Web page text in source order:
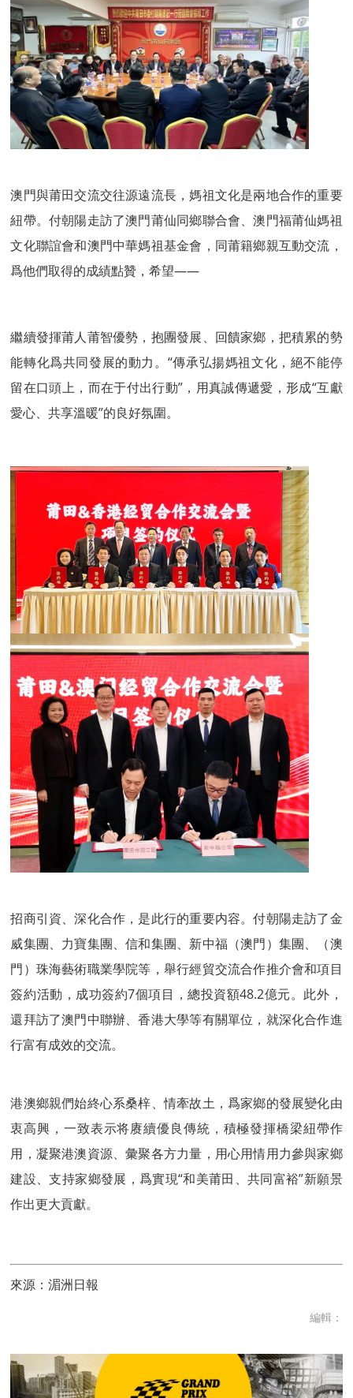
澳門與莆田交流交往源遠流長，媽祖文化是兩地合作的重要
紐帶。付朝陽走訪了澳門莆仙同鄉聯合會、澳門福莆仙媽祖
文化聯誼會和澳門中華媽祖基金會，同莆籍鄉親互動交流，
爲他們取得的成績點贊，希望——
繼續發揮莆人莆智優勢，抱團發展、回饋家鄉，把積累的勢
能轉化爲共同發展的動力。“傳承弘揚媽祖文化，絕不能停
留在口頭上，而在于付出行動”，用真誠傳遞愛，形成“互獻
愛心、共享溫暖”的良好氛圍。
招商引資、深化合作，是此行的重要内容。付朝陽走訪了金
威集團、力寶集團、信和集團、新中福（澳門）集團、（澳
門）珠海藝術職業學院等，舉行經貿交流合作推介會和項目
簽約活動，成功簽約7個項目，總投資額48.2億元。此外，
還拜訪了澳門中聯辦、香港大學等有關單位，就深化合作進
行富有成效的交流。
港澳鄉親們始終心系桑梓、情牽故土，爲家鄉的發展變化由
衷高興，一致表示将赓續優良傳統，積極發揮橋梁紐帶作
用，凝聚港澳資源、彙聚各方力量，用心用情用力參與家鄉
建設、支持家鄉發展，爲實現“和美莆田、共同富裕”新願景
作出更大貢獻。
來源：湄洲日報
編輯：